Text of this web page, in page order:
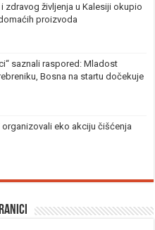
zdravog življenja u Kalesiji okupio
proizvoda
saznali raspored: Mladost
Bosna na startu dočekuje
eko akciju čišćenja